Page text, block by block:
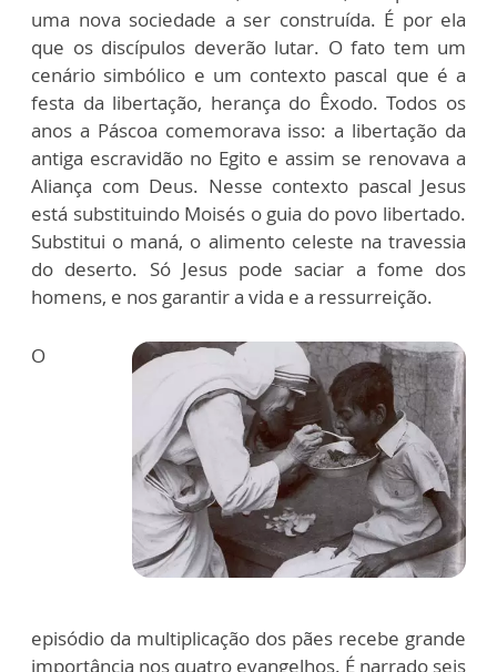
uma nova sociedade a ser construída. É por ela
que os discípulos deverão lutar. O fato tem um
cenário simbólico e um contexto pascal que é a
festa da libertação, herança do Êxodo. Todos os
anos a Páscoa comemorava isso: a libertação da
antiga escravidão no Egito e assim se renovava a
Aliança com Deus. Nesse contexto pascal Jesus
está substituindo Moisés o guia do povo libertado.
Substitui o maná, o alimento celeste na travessia
do deserto. Só Jesus pode saciar a fome dos
homens, e nos garantir a vida e a ressurreição.
O
episódio da multiplicação dos pães recebe grande
importância nos quatro evangelhos. É narrado seis